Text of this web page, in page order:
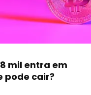
mil entra em
pode cair?